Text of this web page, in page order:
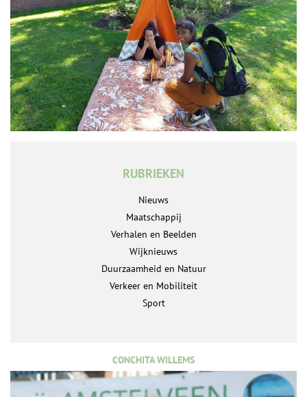
RUBRIEKEN
Nieuws
Maatschappij
Verhalen en Beelden
Wijknieuws
Duurzaamheid en Natuur
Verkeer en Mobiliteit
Sport
CONCHITA WILLEMS